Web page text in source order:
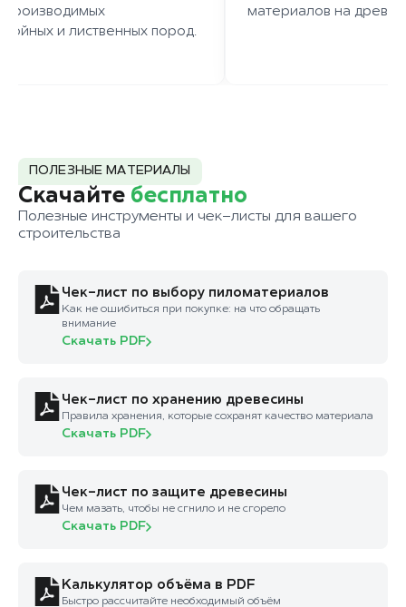
производимых
и лиственных пород.
материалов на
ПОЛЕЗНЫЕ МАТЕРИАЛЫ
Скачайте бесплатно
Полезные инструменты и чек-листы для вашего
строительства
Чек-лист по выбору пиломатериалов
Как не ошибиться при покупке: на что обращать
внимание
Скачать PDF
Чек-лист по хранению древесины
Правила хранения, которые сохранят качество материала
Скачать PDF
Чек-лист по защите древесины
Чем мазать, чтобы не сгнило и не сгорело
Скачать PDF
Калькулятор объёма в PDF
Быстро рассчитайте необходимый объём